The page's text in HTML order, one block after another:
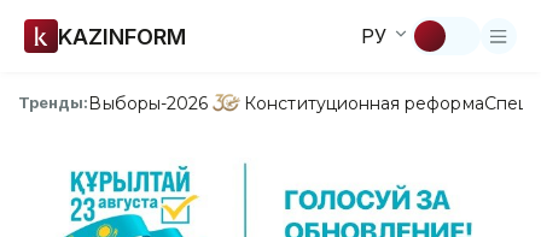
KAZINFORM РУ
Тренды:Выборы-2026 Конституционная реформа